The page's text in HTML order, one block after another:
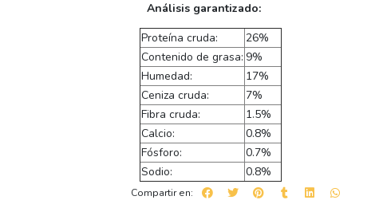
Análisis garantizado:
Proteína cruda:
26%
Contenido de grasa: 9%
Humedad:
17%
Ceniza cruda:
7%
Fibra cruda:
1.5%
Calcio:
0.8%
Fósforo:
0.7%
Sodio:
0.8%
Compartir en: